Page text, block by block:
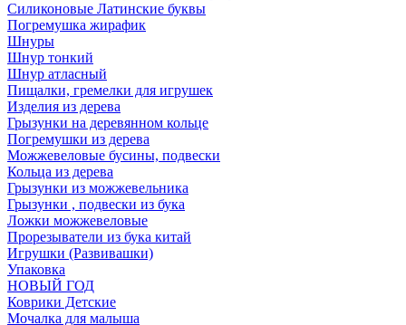
Силиконовые Латинские буквы
Погремушка жирафик
Шнуры
Шнур тонкий
Шнур атласный
Пищалки, гремелки для игрушек
Изделия из дерева
Грызунки на деревянном кольце
Погремушки из дерева
Можжевеловые бусины, подвески
Кольца из дерева
Грызунки из можжевельника
Грызунки , подвески из бука
Ложки можжевеловые
Прорезыватели из бука китай
Игрушки (Развивашки)
Упаковка
НОВЫЙ ГОД
Коврики Детские
Мочалка для малыша